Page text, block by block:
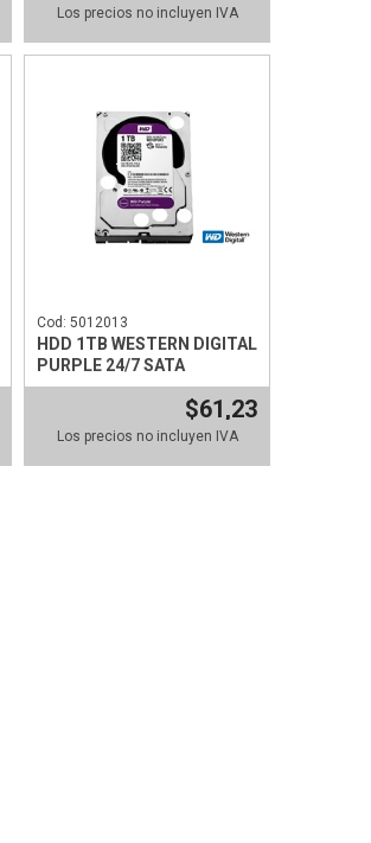
Los precios no incluyen IVA
Cod: 5012013
HDD 1TB WESTERN DIGITAL
PURPLE 24/7 SATA
$61,23
Los precios no incluyen IVA